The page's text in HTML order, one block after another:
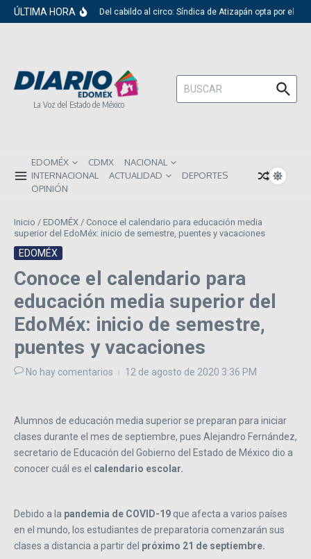
Saltar al contenido
ÚLTIMA HORA Del cabildo al circo: Síndica de Atizapán opta por el
La Voz del Estado de México
Buscar:
EDOMÉX CDMX
NACIONAL
INTERNACIONAL
ACTUALIDAD
DEPORTES
OPINIÓN
Inicio / EDOMÉX / Conoce el calendario para educación media
superior del EdoMéx: inicio de semestre, puentes y vacaciones
EDOMÉX
Conoce el calendario para
educación media superior del
EdoMéx: inicio de semestre,
puentes y vacaciones
No hay comentarios 12 de agosto de 2020 3:36 PM
Alumnos de educación media superior se preparan para iniciar
clases durante el mes de septiembre, pues Alejandro Fernández,
secretario de Educación del Gobierno del Estado de México dio a
conocer cuál es el calendario escolar.
Debido a la pandemia de COVID-19 que afecta a varios países
en el mundo, los estudiantes de preparatoria comenzarán sus
clases a distancia a partir del próximo 21 de septiembre.